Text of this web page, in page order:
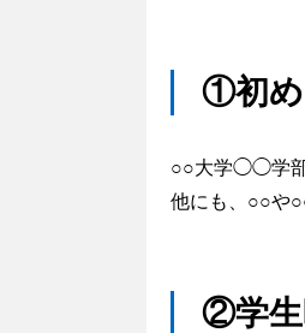
①初め
○○大学◯◯学部
他にも、○○や
②学生